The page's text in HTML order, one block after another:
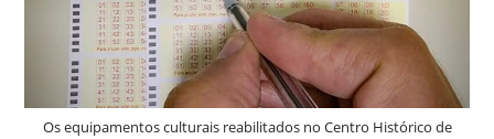
Os equipamentos culturais reabilitados no Centro Histórico de